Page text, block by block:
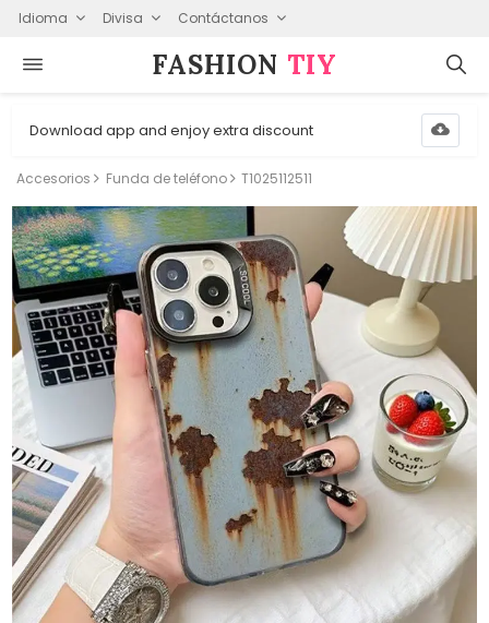
Idioma Divisa Contáctanos
FASHION⁠ TIY
Download app and enjoy extra discount
Accesorios Funda de teléfono T1025112511